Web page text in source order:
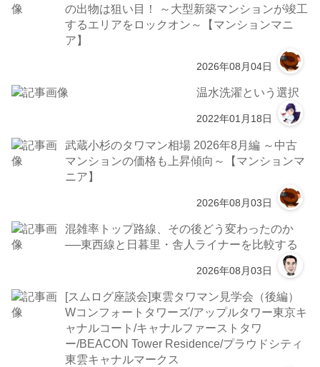
の出物は狙い目！ ～大型新築マンションが竣工
するエリアをロックオン～【マンションマニ
ア】
2026年08月04日
温水洗濯という選択
2022年01月18日
武蔵小杉のタワマン相場 2026年8月編 ～中古
マンションの価格も上昇傾向～【マンションマ
ニア】
2026年08月03日
混雑率トップ路線、その後どう変わったのか
──東西線と日暮里・舎人ライナーを比較する
2026年08月03日
[スムログ座談会]東雲タワマン見学会（後編）
Wコンフォートタワーズ/アップルタワー東京キ
ャナルコート/キャナルファーストタワ
ー/BEACON Tower Residence/プラウドシティ
東雲キャナルマークス